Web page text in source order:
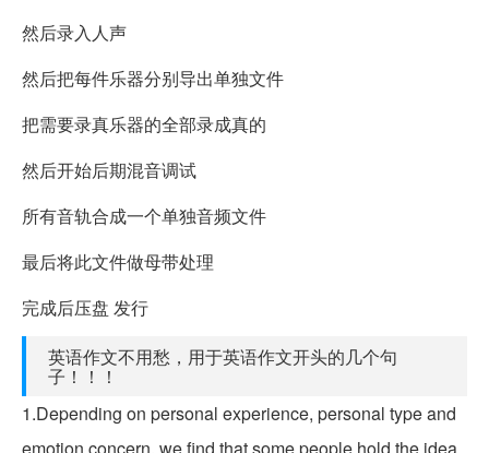
然后录入人声
然后把每件乐器分别导出单独文件
把需要录真乐器的全部录成真的
然后开始后期混音调试
所有音轨合成一个单独音频文件
最后将此文件做母带处理
完成后压盘 发行
英语作文不用愁，用于英语作文开头的几个句
子！！！
1.Depending on personal experience, personal type and
emotion concern, we find that some people hold the idea